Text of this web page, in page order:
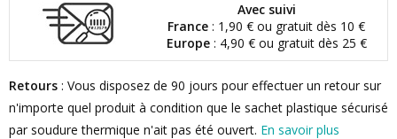
Avec suivi
France : 1,90 € ou gratuit dès 10 €
Europe: 4,90 € ou gratuit dès 25 €
Retours : Vous disposez de 90 jours pour effectuer un retour sur
n'importe quel produit à condition que le sachet plastique sécurisé
par soudure thermique n'ait pas été ouvert. En savoir plus